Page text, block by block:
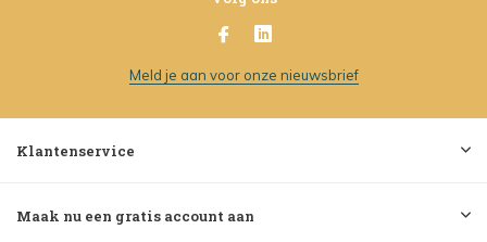
Meld je aan voor onze nieuwsbrief
Klantenservice
Maak nu een gratis account aan